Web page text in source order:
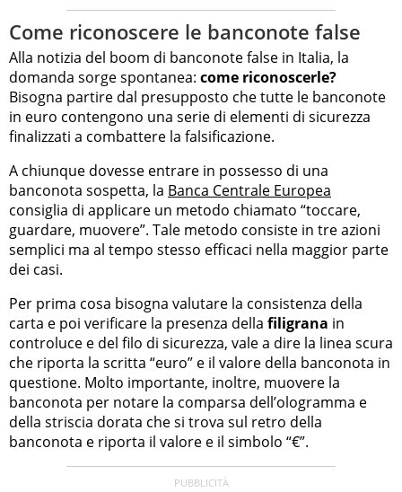
Come riconoscere le banconote false
Alla notizia del boom di banconote false in Italia, la
domanda sorge spontanea: come riconoscerle?
Bisogna partire dal presupposto che tutte le banconote
in euro contengono una serie di elementi di sicurezza
finalizzati a combattere la falsificazione.
A chiunque dovesse entrare in possesso di una
banconota sospetta, la Banca Centrale Europea
consiglia di applicare un metodo chiamato “toccare,
guardare, muovere”. Tale metodo consiste in tre azioni
semplici ma al tempo stesso efficaci nella maggior parte
dei casi.
Per prima cosa bisogna valutare la consistenza della
carta e poi verificare la presenza della filigrana in
controluce e del filo di sicurezza, vale a dire la linea scura
che riporta la scritta “euro” e il valore della banconota in
questione. Molto importante, inoltre, muovere la
banconota per notare la comparsa dell’ologramma e
della striscia dorata che si trova sul retro della
banconota e riporta il valore e il simbolo “€”.